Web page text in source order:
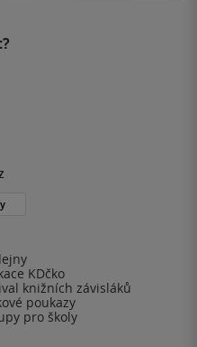
KDčko
knižních závisláků
poukazy
pro školy